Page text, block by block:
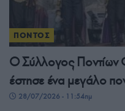
ΠΟΝΤΟΣ
Ο Σύλλογος Ποντίων
έστησε ένα μεγάλο
28/07/2026 - 11:54πμ